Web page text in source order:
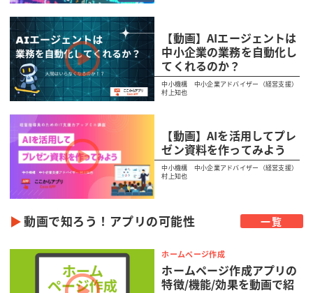
【動画】AIエージェントは
中小企業の業務を自動化し
てくれるのか？
中小機構 中小企業アドバイザー（経営支援）
村上知也
【動画】AIを活用してプレ
ゼン資料を作ってみよう
中小機構 中小企業アドバイザー（経営支援）
村上知也
動画で知ろう！アプリの可能性 一覧
ホームページ作成
ホームページ作成アプリの
特徴/機能/効果を動画で紹